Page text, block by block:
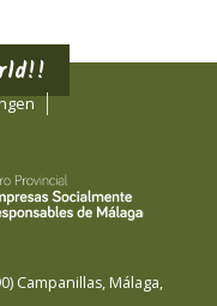
) Campanillas, Málaga,